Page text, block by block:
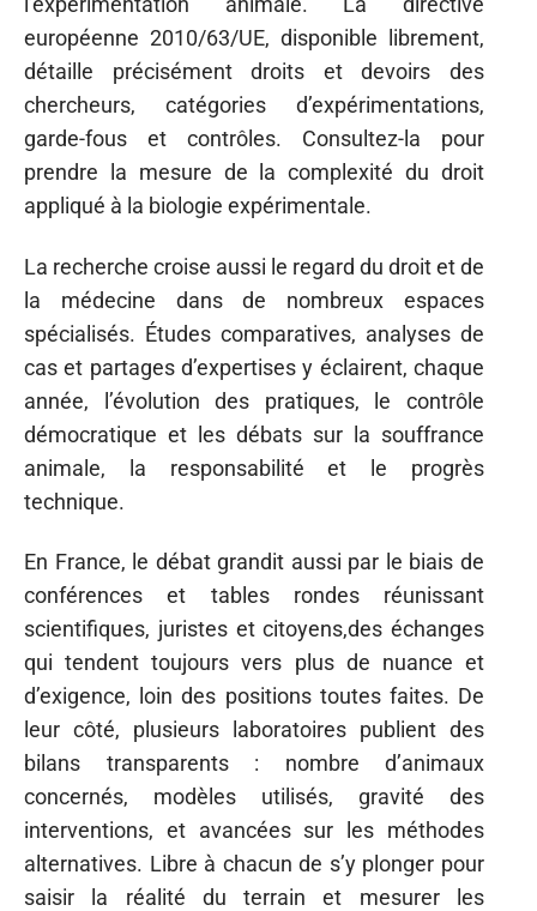
européenne 2010/63/UE, disponible librement,
détaille précisément droits et devoirs des
chercheurs, catégories d’expérimentations,
garde-fous et contrôles. Consultez-la pour
prendre la mesure de la complexité du droit
appliqué à la biologie expérimentale.
La recherche croise aussi le regard du droit et de
la médecine dans de nombreux espaces
spécialisés. Études comparatives, analyses de
cas et partages d’expertises y éclairent, chaque
année, l’évolution des pratiques, le contrôle
démocratique et les débats sur la souffrance
animale, la responsabilité et le progrès
technique.
En France, le débat grandit aussi par le biais de
conférences et tables rondes réunissant
scientifiques, juristes et citoyens,des échanges
qui tendent toujours vers plus de nuance et
d’exigence, loin des positions toutes faites. De
leur côté, plusieurs laboratoires publient des
bilans transparents : nombre d’animaux
concernés, modèles utilisés, gravité des
interventions, et avancées sur les méthodes
alternatives. Libre à chacun de s’y plonger pour
saisir la réalité du terrain et mesurer les